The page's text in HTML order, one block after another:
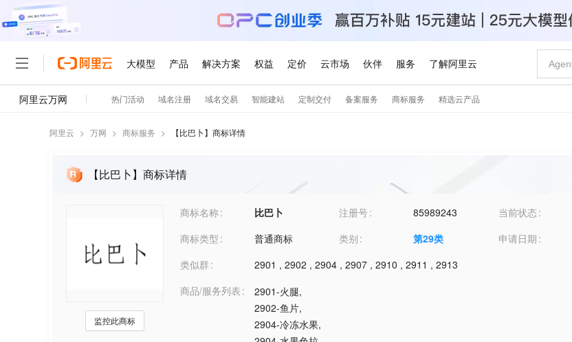
阿里云 > 万网 > 商标服务 > 【比巴卜】商标详情
【比巴卜】商标详情
监控此商标
商标名称 比巴卜 注册号 85989243 当前状态
商标类型
普通商标 类别 第29类 申请日期
类似群
2901 , 2902 , 2904 , 2907 , 2910 , 2911 , 2913
商品/服务列表
2901-火腿,
2902-鱼片,
2904-冷冻水果,